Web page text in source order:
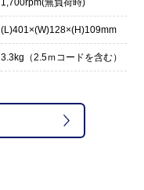
(L)401×(W)128×(H)109mm
3.3kg（2.5ｍコードを含む）